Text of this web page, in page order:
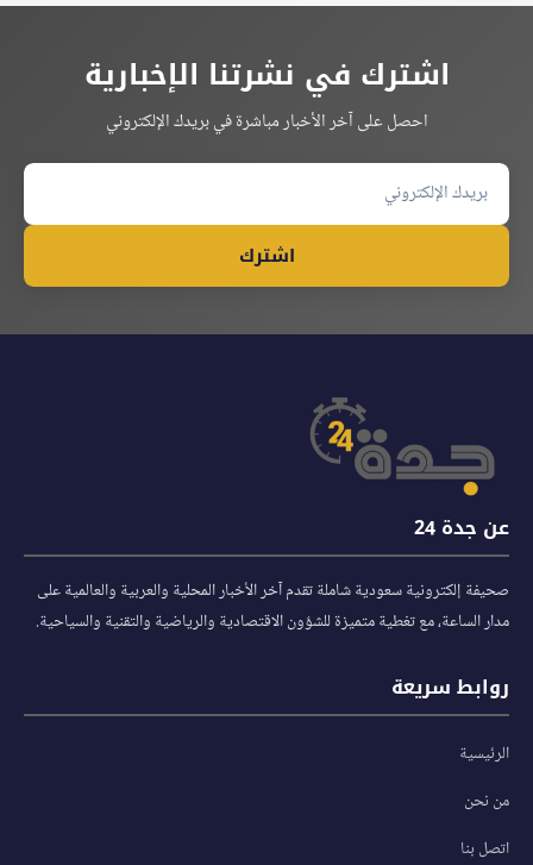
اشترك في نشرتنا الإخبارية
احصل على آخر الأخبار مباشرة في بريدك الإلكتروني
اشترك
عن جدة 24
صحيفة إلكترونية سعودية شاملة تقدم آخر الأخبار المحلية والعربية والعالمية على
مدار الساعة، مع تغطية متميزة للشؤون الاقتصادية والرياضية والتقنية والسياحية.
روابط سريعة
الرئيسية
من نحن
اتصل بنا